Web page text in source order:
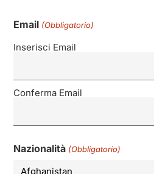
Email (Obbligatorio)
Inserisci Email
Conferma Email
Nazionalità (Obbligatorio)